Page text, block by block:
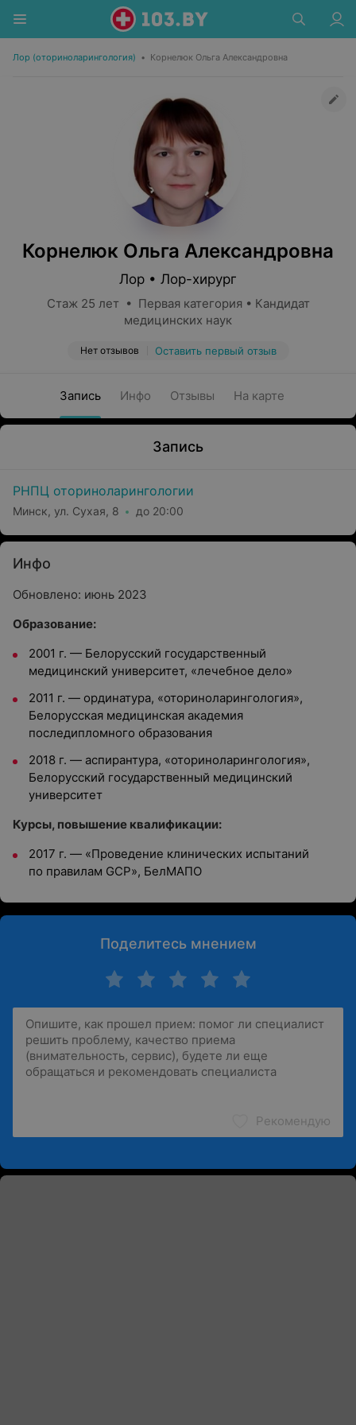
Лор (оториноларингология) • Корнелюк Ольга Александровна
Корнелюк Ольга Александровна
Лор • Лор-хирург
Стаж 25 лет • Первая категория • Кандидат
медицинских наук
Нет отзывов Оставить первый отзыв
Запись Инфо Отзывы На карте
Запись
РНПЦ оториноларингологии
Минск, ул. Сухая, 8 до 20:00
Инфо
Обновлено: июнь 2023
Образование:
2001 г. — Белорусский государственный
медицинский университет, «лечебное дело»
2011 г. — ординатура, «оториноларингология»,
Белорусская медицинская академия
последипломного образования
2018 г. — аспирантура, «оториноларингология»,
Белорусский государственный медицинский
университет
Курсы, повышение квалификации:
2017 г. — «Проведение клинических испытаний
по правилам GCP», БелМАПО
Поделитесь мнением
Рекомендую